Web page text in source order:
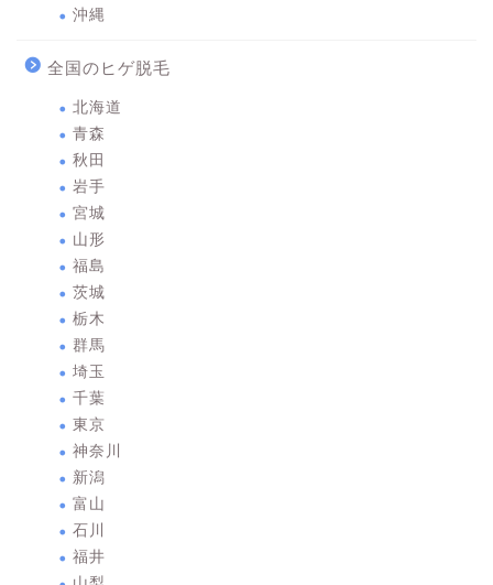
沖縄
全国のヒゲ脱毛
北海道
青森
秋田
岩手
宮城
山形
福島
茨城
栃木
群馬
埼玉
千葉
東京
神奈川
新潟
富山
石川
福井